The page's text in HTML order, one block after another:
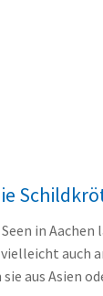
in
auch
aus Asien